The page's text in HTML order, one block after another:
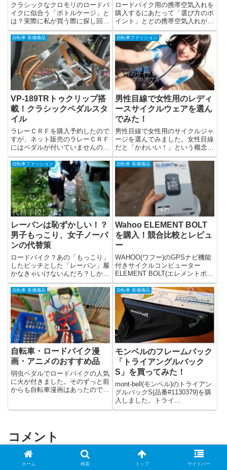
クラシックなクロモリのロードバ
イクに似合う「ボトルケージ」と
は？実際に私が買う際に探し回っ
たオシャレな「ボトルケージ」を
ブログにまとめておきます。さ
て、私が実際にカラミータのクロ
モリのロードバイクの為に購入し
たボトルケージはどれでしょう
か！？
ロードバイク用の携帯空気入れを
購入するにあたって「選び方のポ
イント」とどの携帯空気入れが良
いか？人気...
自転車 装備備品
VP-189TRトゥクリップ搭
載！クラシックペダルスタ
イル
ラレーＣＲＦを購入予約したので
すが、ネット販売のラレーＣＲＦ
にはペダルが付いていませんので
した。別途...
自転車ファッション
男性目線で女性用のレディ
ースサイクルウェアを選ん
でみた！
男性目線で女性用のサイクルジャ
ージを選んでみました。女性目線
だと「かわいい！」という概念で
サイクルジ...
自転車ファッション
レーパンは恥ずかしい！？
男子もっこり、女子ノーパ
ンの代替策
ロードバイク？あの「もっこり」
したピッチとした「レーパン」履
かなきゃいけないんだろ？しかも
ノーパンだろ？嫌だよ、ロードバ
イクやらないよ。などと言われた
ことがあります。しかし、レーパ
ン以外の選択肢もあります。ブロ
グにまとめておきますのでご参考
までに。
自転車 装備備品
Wahoo ELEMENT BOLT
を購入！競合比較とレビュ
ー
WAHOO(ワフー)のGPSナビ機能
付きサイクルコンピューター
ELEMENT BOLT(エレメントボ...
自転車 装備備品
自転車・ロードバイク漫
画・アニメのおすすめ品
弱虫ペダルでロードバイクの人気
に火が付きました。そのずっと前
からも自転車漫画はあったのです
自転車 装備備品
モンベルのフレームバック
「トライアングルバック
S」を買ってみた！
mont-bell(モンベル)のトライアン
グルバックS(品番#1130379)を購
入しました。トライ...
コメント
匿名 より:
ホーム 検索 トップ サイドバー